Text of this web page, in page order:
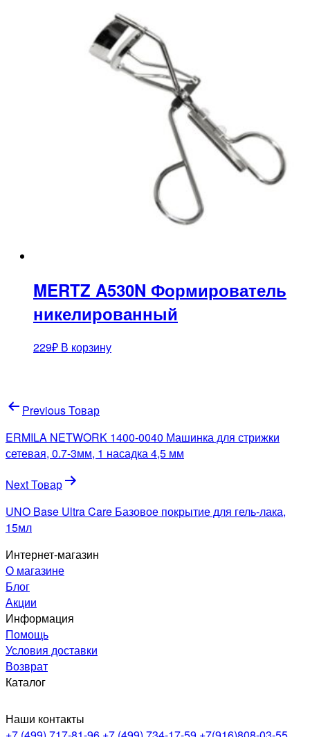
MERTZ A530N Формирователь
никелированный
229₽ В корзину
Навигация
по
записям
Previous Товар
ERMILA NETWORK 1400-0040 Машинка для стрижки
сетевая, 0.7-3мм, 1 насадка 4,5 мм
Next Товар
UNO Base Ultra Care Базовое покрытие для гель-лака,
15мл
Интернет-магазин
О магазине
Блог
Акции
Информация
Помощь
Условия доставки
Возврат
Каталог
Наши контакты